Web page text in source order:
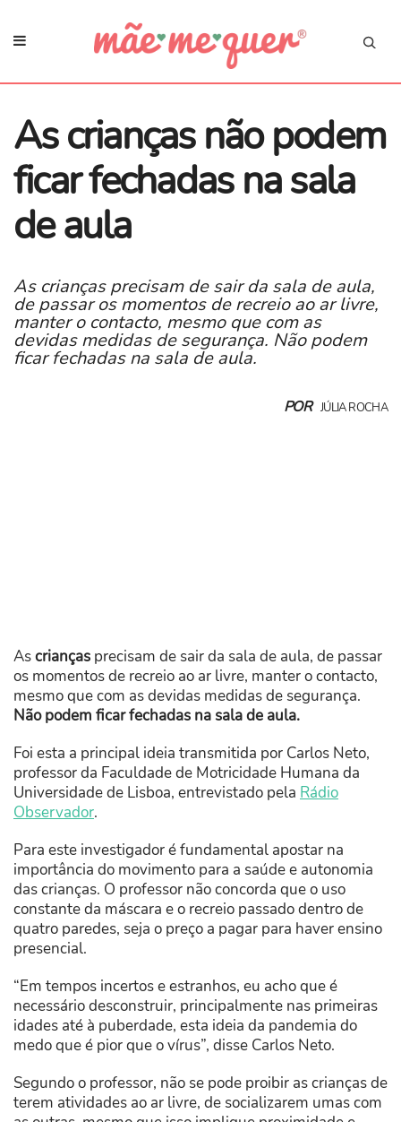
As crianças não podem
ficar fechadas na sala
de aula
As crianças precisam de sair da sala de aula,
de passar os momentos de recreio ao ar livre,
manter o contacto, mesmo que com as
devidas medidas de segurança. Não podem
ficar fechadas na sala de aula.
POR JÚLIA ROCHA
Ascrianças precisam de sair da sala de aula, de passar
os momentos de recreio ao ar livre, manter o contacto,
mesmo que com as devidas medidas de segurança.
Não podem ficar fechadas na sala de aula.
Foi esta a principal ideia transmitida por Carlos Neto,
professor da Faculdade de Motricidade Humana da
Universidade de Lisboa, entrevistado pela Rádio
Observador.
Para este investigador é fundamental apostar na
importância do movimento para a saúde e autonomia
das crianças. O professor não concorda que o uso
constante da máscara e o recreio passado dentro de
quatro paredes, seja o preço a pagar para haver ensino
presencial.
“Em tempos incertos e estranhos, eu acho que é
necessário desconstruir, principalmente nas primeiras
idades até à puberdade, esta ideia da pandemia do
medo que é pior que o vírus”, disse Carlos Neto.
Segundo o professor, não se pode proibir as crianças de
terem atividades ao ar livre, de socializarem umas com